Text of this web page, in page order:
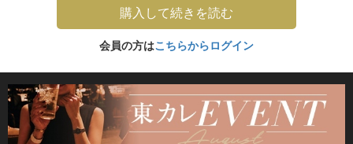
購入して続きを読む
会員の方はこちらからログイン